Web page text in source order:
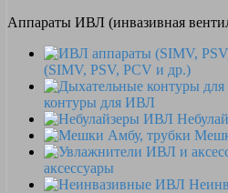
Аппараты ИВЛ (инвазивная
(SIMV, PSV, PCV и др.)
контуры для ИВЛ
аксессуары